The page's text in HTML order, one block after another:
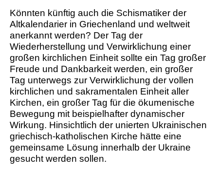
Könnten künftig auch die Schismatiker der
Altkalendarier in Griechenland und weltweit
anerkannt werden? Der Tag der
Wiederherstellung und Verwirklichung einer
großen kirchlichen Einheit sollte ein Tag großer
Freude und Dankbarkeit werden, ein großer
Tag unterwegs zur Verwirklichung der vollen
kirchlichen und sakramentalen Einheit aller
Kirchen, ein großer Tag für die ökumenische
Bewegung mit beispielhafter dynamischer
Wirkung. Hinsichtlich der unierten Ukrainischen
griechisch-katholischen Kirche hätte eine
gemeinsame Lösung innerhalb der Ukraine
gesucht werden sollen.